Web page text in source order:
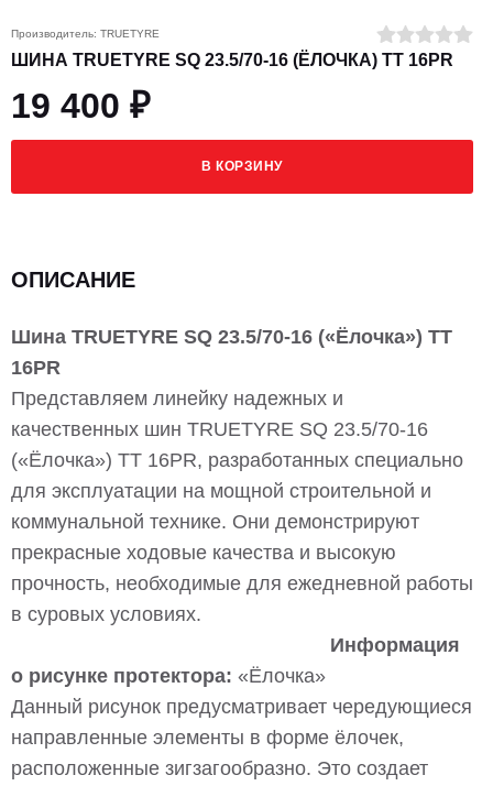
Производитель: TRUETYRE
ШИНА TRUETYRE SQ 23.5/70-16 (ЁЛОЧКА) TT 16PR
19 400 ₽
В КОРЗИНУ
ОПИСАНИЕ
Шина TRUETYRE SQ 23.5/70-16 («Ёлочка») TT
16PR
Представляем линейку надежных и
качественных шин TRUETYRE SQ 23.5/70-16
(«Ёлочка») TT 16PR, разработанных специально
для эксплуатации на мощной строительной и
коммунальной технике. Они демонстрируют
прекрасные ходовые качества и высокую
прочность, необходимые для ежедневной работы
в суровых условиях.
Информация
о рисунке протектора: «Ёлочка»
Данный рисунок предусматривает чередующиеся
направленные элементы в форме ёлочек,
расположенные зигзагообразно. Это создает